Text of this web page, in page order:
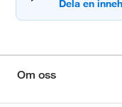
Om oss